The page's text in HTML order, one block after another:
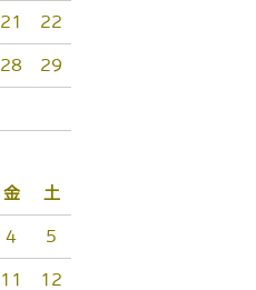
21 22
28 29
金 土
4 5
11 12